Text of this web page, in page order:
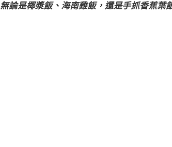
Leaf
無論是椰漿飯、海南雞飯，還是手抓香蕉葉